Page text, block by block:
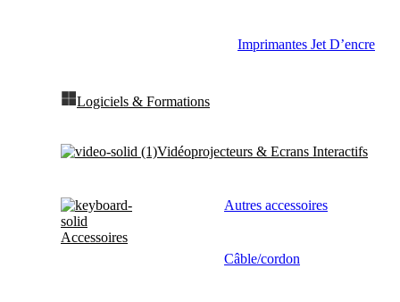
Imprimantes Jet D’encre
Logiciels & Formations
Vidéoprojecteurs & Ecrans Interactifs
Accessoires
Autres accessoires
Câble/cordon